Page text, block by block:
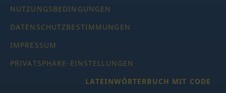
NUTZUNGSBEDINGUNGEN
DATENSCHUTZBESTIMMUNGEN
IMPRESSUM
PRIVATSPHÄRE-EINSTELLUNGEN
LATEINWÖRTERBUCH MIT CODE